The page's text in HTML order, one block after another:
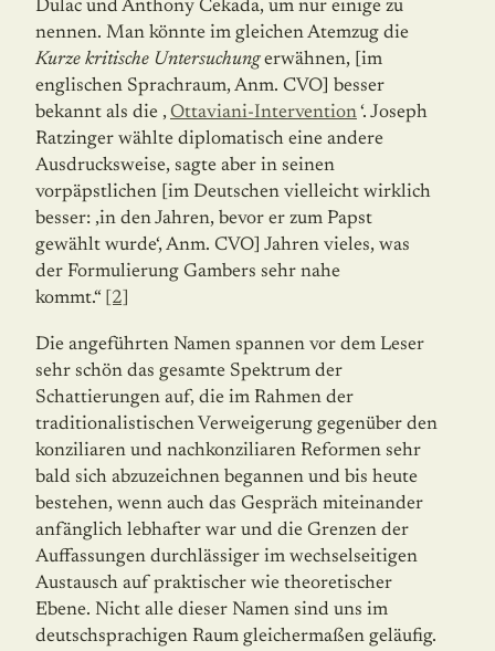
Dulac und Anthony Cekada, um nur einige zu
nennen. Man könnte im gleichen Atemzug die
Kurze kritische Untersuchungerwähnen, [im
englischen Sprachraum, Anm. CVO] besser
bekannt als die ‚ Ottaviani-Intervention‘. Joseph
Ratzinger wählte diplomatisch eine andere
Ausdrucksweise, sagte aber in seinen
vorpäpstlichen [im Deutschen vielleicht wirklich
besser: ‚in den Jahren, bevor er zum Papst
gewählt wurde‘, Anm. CVO] Jahren vieles, was
der Formulierung Gambers sehr nahe
kommt.“
[2]
Die angeführten Namen spannen vor dem Leser
sehr schön das gesamte Spektrum der
Schattierungen auf, die im Rahmen der
traditionalistischen Verweigerung gegenüber den
konziliaren und nachkonziliaren Reformen sehr
bald sich abzuzeichnen begannen und bis heute
bestehen, wenn auch das Gespräch miteinander
anfänglich lebhafter war und die Grenzen der
Auffassungen durchlässiger im wechselseitigen
Austausch auf praktischer wie theoretischer
Ebene. Nicht alle dieser Namen sind uns im
deutschsprachigen Raum gleichermaßen geläufig.